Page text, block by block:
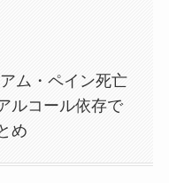
ム・ペイン死亡
ルコール依存で
め